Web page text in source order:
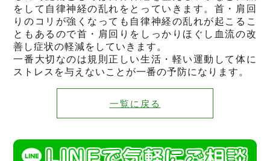
をして自律神経の乱れをとっていきます。首・肩回
りのコリが強くなっても自律神経の乱れが起こるこ
ともあるので首・肩回りをしっかりほぐし血流の改
善し症状の軽減をしていきます。
一番大切なのは規則正しい生活・軽い運動して体に
ストレスを与えないことが一番の予防になります。
一覧に戻る